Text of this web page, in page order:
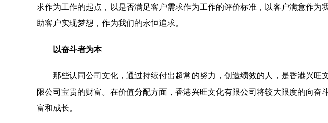
求作为工作的起点，以是否满足客户需求作为工作的评价标准，以客户满意作为
助客户实现梦想，作为我们的永恒追求。
以奋斗者为本
那些认同公司文化，通过持续付出超常的努力，创造绩效的人，是香港兴旺
限公司宝贵的财富。在价值分配方面，香港兴旺文化有限公司将较大限度的向奋
富和成长。